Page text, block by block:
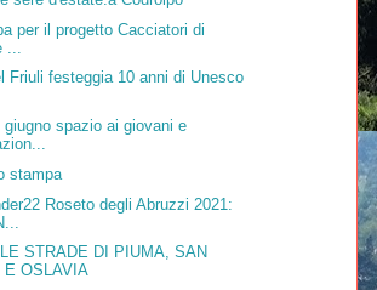
per il progetto Cacciatori di
Friuli festeggia 10 anni di Unesco
spazio ai giovani e
stampa
Roseto degli Abruzzi 2021:
STRADE DI PIUMA, SAN
E OSLAVIA